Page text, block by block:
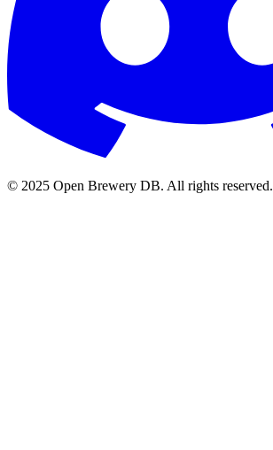
© 2025 Open Brewery DB. All rights reserved.